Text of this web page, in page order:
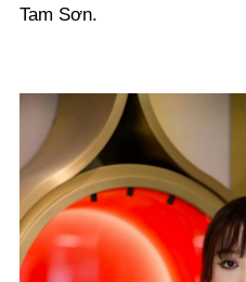
Tam Sơn.